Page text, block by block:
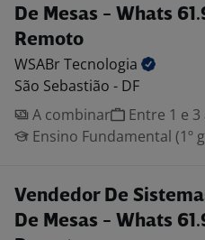
De Mesas - Whats
Remoto
WSABrTecnologia
São Sebastião - DF
A combinar
Entre 1 e 3
Ensino Fundamental (1º
Vendedor De
De Mesas - Whats